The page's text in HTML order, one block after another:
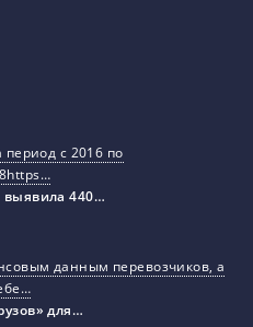
с 2016 по
выявила 440…
данным перевозчиков, а
для…